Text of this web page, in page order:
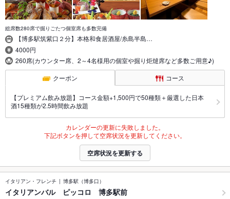
総席数280席で掘りごたつ個室席も多数完備
【博多駅筑紫口２分】本格和食居酒屋/糸島半島…
4000円
260席(カウンター席、2～4名様用の個室や掘り炬燵席など多数ご用意♪)
クーポン コース
【プレミアム飲み放題】コース金額+1,500円で50種類＋厳選した日本
酒15種類が2.5時間飲み放題
カレンダーの更新に失敗しました。
下記ボタンを押して空席状況を更新してください。
空席状況を更新する
イタリアン・フレンチ 博多駅（博多口）
イタリアンバル ピッコロ 博多駅前